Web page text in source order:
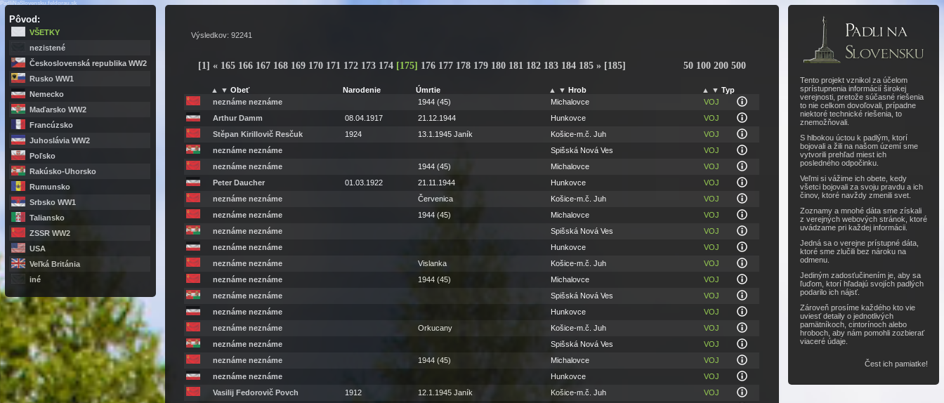
PadliNaSlovensku.feldgrau.sk
Pôvod:
VŠETKY
nezistené
Československá republika WW2
Rusko WW1
Nemecko
Maďarsko WW2
Francúzsko
Juhoslávia WW2
Poľsko
Rakúsko-Uhorsko
Rumunsko
Srbsko WW1
Taliansko
ZSSR WW2
USA
Veľká Británia
iné
Výsledkov: 92241
[1]« 165 166 167 168 169 170 171 172 173 174 [175] 176 177 178 179 180 181 182 183 184 185» [185] 50 100 200 500
▲ ▼ Obeť Narodenie Úmrtie ▲ ▼ Hrob ▲ ▼ Typ
neznáme neznáme
1944 (45) Michalovce
VOJ
Arthur Damm
08.04.1917 21.12.1944 Hunkovce
VOJ
Stěpan Kirillovič Resčuk
1924 13.1.1945 Janík Košice-m.č. Juh
VOJ
neznáme neznáme
Spišská Nová Ves
VOJ
neznáme neznáme
1944 (45) Michalovce
VOJ
Peter Daucher
01.03.1922 21.11.1944 Hunkovce
VOJ
neznáme neznáme
Červenica Košice-m.č. Juh
VOJ
neznáme neznáme
1944 (45) Michalovce
VOJ
neznáme neznáme
Spišská Nová Ves
VOJ
neznáme neznáme
Hunkovce
VOJ
neznáme neznáme
Vislanka Košice-m.č. Juh
VOJ
neznáme neznáme
1944 (45) Michalovce
VOJ
neznáme neznáme
Spišská Nová Ves
VOJ
neznáme neznáme
Hunkovce
VOJ
neznáme neznáme
Orkucany Košice-m.č. Juh
VOJ
neznáme neznáme
Spišská Nová Ves
VOJ
neznáme neznáme
1944 (45) Michalovce
VOJ
neznáme neznáme
Hunkovce
VOJ
Vasilij Fedorovič Povch
1912 12.1.1945 Janík Košice-m.č. Juh
VOJ
Tento projekt vznikol za účelom
sprístupnenia informácií širokej
verejnosti, pretože súčasné riešenia
to nie celkom dovoľovali, prípadne
niektoré technické riešenia, to
znemožňovali.
S hlbokou úctou k padlým, ktorí
bojovali a žili na našom území sme
vytvorili prehľad miest ich
posledného odpočinku.
Veľmi si vážime ich obete, kedy
všetci bojovali za svoju pravdu a ich
činov, ktoré navždy zmenili svet.
Zoznamy a mnohé dáta sme získali
z verejných webových stránok, ktoré
uvádzame pri každej informácii.
Jedná sa o verejne prístupné dáta,
ktoré sme zlučili bez nároku na
odmenu.
Jediným zadosťučinením je, aby sa
ľuďom, ktorí hľadajú svojích padlých
podarilo ich nájsť.
Zároveň prosíme každého kto vie
uviesť detaily o jednotlivých
pamätníkoch, cintorínoch alebo
hroboch, aby nám pomohli zozbierať
viaceré údaje.
Čest ich pamiatke!